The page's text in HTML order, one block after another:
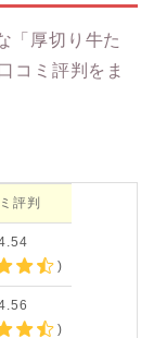
「厚切り牛た
コミ評判をま
評判
)
)